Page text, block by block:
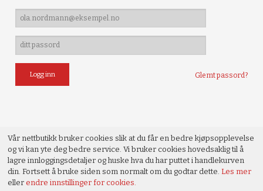
Glemt passord?
Vår nettbutikk bruker cookies slik at du får en bedre kjøpsopplevelse
og vi kan yte deg bedre service. Vi bruker cookies hovedsaklig til å
lagre innloggingsdetaljer og huske hva du har puttet i handlekurven
din. Fortsett å bruke siden som normalt om du godtar dette.Les mer
ellerendre innstillinger for cookies.